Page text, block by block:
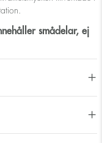
smådelar, ej